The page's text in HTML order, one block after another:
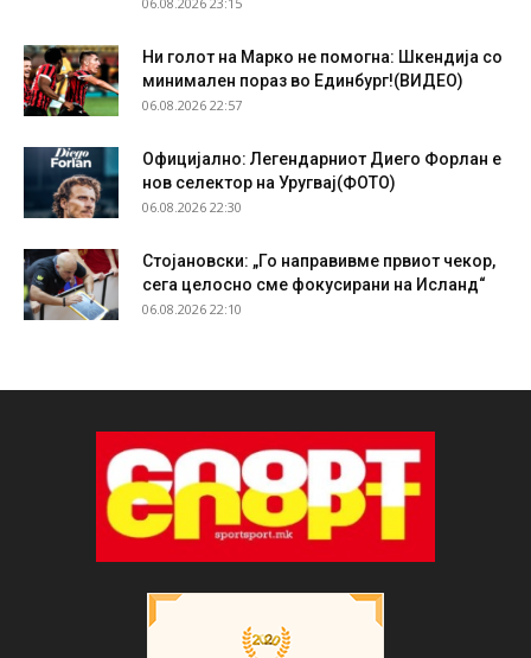
Ни голот на Марко не помогна: Шкендија со
минимален пораз во Единбург!(ВИДЕО)
06.08.2026 22:57
Официјално: Легендарниот Диего Форлан е
нов селектор на Уругвај(ФОТО)
06.08.2026 22:30
Стојановски: „Го направивме првиот чекор,
сега целосно сме фокусирани на Исланд“
06.08.2026 22:10